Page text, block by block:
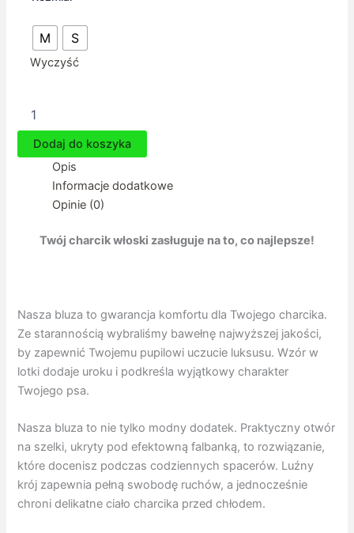
M S
Wyczyść
Ubranko
charcika
Badminton
Dodaj do koszyka
Opis
Informacje dodatkowe
Opinie (0)
Twój charcik włoski zasługuje na to, co najlepsze!
Nasza bluza to gwarancja komfortu dla Twojego charcika.
Ze starannością wybraliśmy bawełnę najwyższej jakości,
by zapewnić Twojemu pupilowi uczucie luksusu. Wzór w
lotki dodaje uroku i podkreśla wyjątkowy charakter
Twojego psa.
Nasza bluza to nie tylko modny dodatek. Praktyczny otwór
na szelki, ukryty pod efektowną falbanką, to rozwiązanie,
które docenisz podczas codziennych spacerów. Luźny
krój zapewnia pełną swobodę ruchów, a jednocześnie
chroni delikatne ciało charcika przed chłodem.